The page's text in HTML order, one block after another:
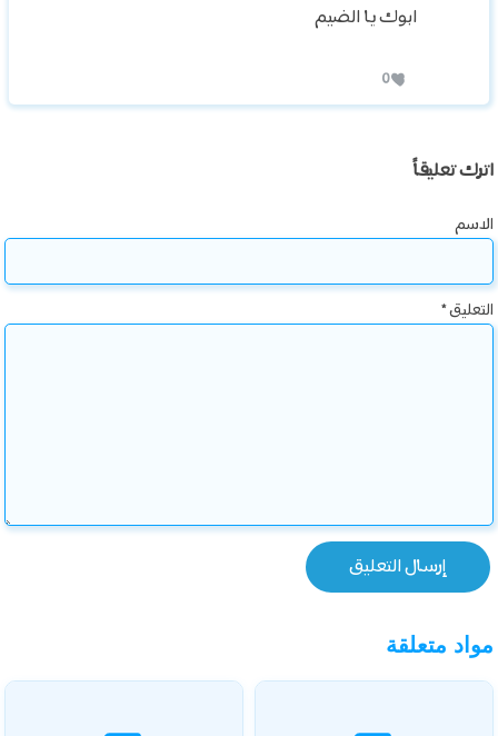
ابوك يا الضيم
0
اترك تعليقاً
الاسم
التعليق*
مواد متعلقة